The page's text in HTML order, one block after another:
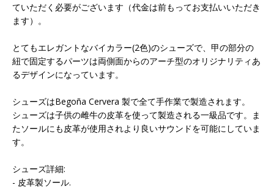
ていただく必要がございます（代金は前もってお支払いいただき
ます）。
とてもエレガントなバイカラー(2色)のシューズで、甲の部分の
紐で固定するパーツは両側面からのアーチ型のオリジナリティあ
るデザインになっています。
シューズはBegoña Cervera 製で全て手作業で製造されます。
シューズは子供の雌牛の皮革を使って製造される一級品です。ま
たソールにも皮革が使用されより良いサウンドを可能にしていま
す。
シューズ詳細:
- 皮革製ソール.